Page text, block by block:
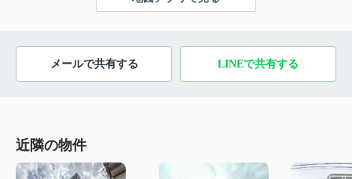
メールで共有する LINEで共有する
近隣の物件